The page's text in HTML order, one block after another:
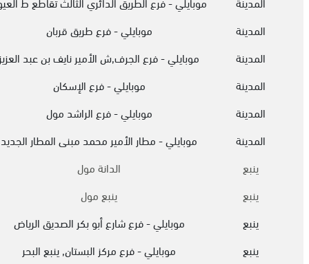
المدينة
موبايلي - فرع طريق قربان
المدينة
موبايلي - فرع الجرف,ش الأمير نايف بن عبد
المدينة
موبايلي - فرع الإسكان
المدينة
موبايلي - فرع الراشد مول
المدينة
موبايلي - مطار الأمير محمد مبنى المطار الجديد
ينبع
الدانة مول
ينبع
ينبع مول
ينبع
موبايلي - فرع شارع أبو بكر الصديق الرياض
ينبع
موبايلي - فرع مركز البستان, ينبع البحر